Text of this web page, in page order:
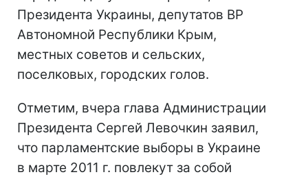
Президента Украины, депутатов ВР
Автономной Республики Крым,
местных советов и сельских,
поселковых, городских голов.
Отметим, вчера глава Администрации
Президента Сергей Левочкин заявил,
что парламентские выборы в Украине
в марте 2011 г. повлекут за собой